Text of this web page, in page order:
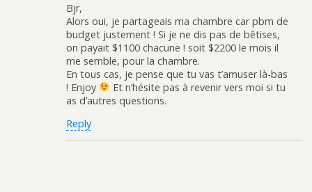
Bjr,
Alors oui, je partageais ma chambre car pbm de
budget justement ! Si je ne dis pas de bêtises,
on payait $1100 chacune ! soit $2200 le mois il
me semble, pour la chambre.
En tous cas, je pense que tu vas t’amuser là-bas
! Enjoy
Et n’hésite pas à revenir vers moi si tu
as d’autres questions.
Reply